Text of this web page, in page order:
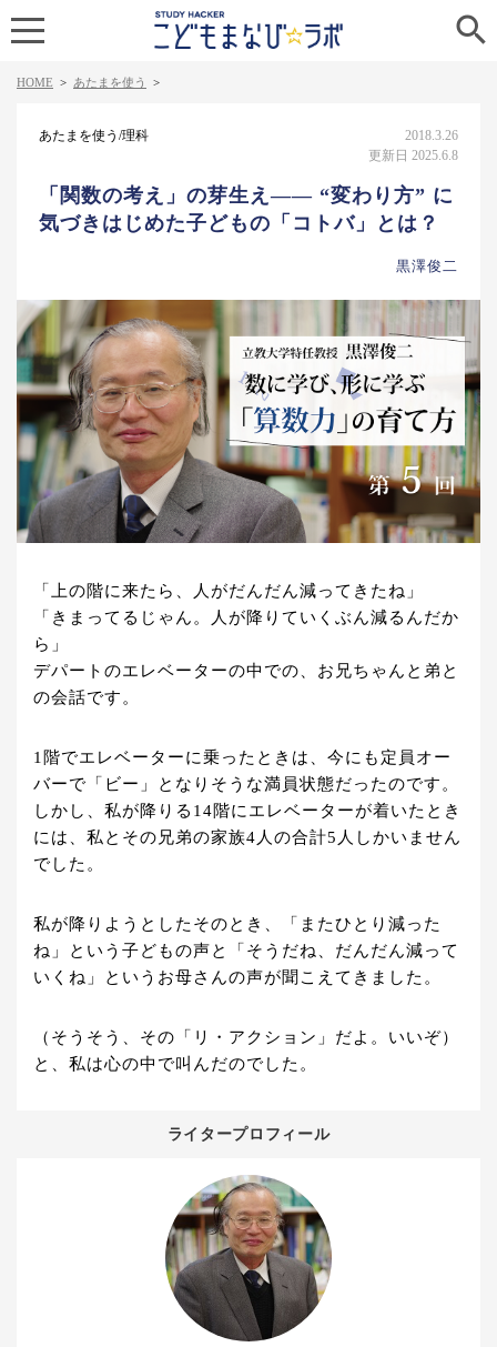

HOME > あたまを使う >
あたまを使う/理科
2018.3.26
更新日 2025.6.8
「関数の考え」の芽生え—— “変わり方” に
気づきはじめた子どもの「コトバ」とは？
黒澤俊二
「上の階に来たら、人がだんだん減ってきたね」
「きまってるじゃん。人が降りていくぶん減るんだか
ら」
デパートのエレベーターの中での、お兄ちゃんと弟と
の会話です。
1階でエレベーターに乗ったときは、今にも定員オー
バーで「ビー」となりそうな満員状態だったのです。
しかし、私が降りる14階にエレベーターが着いたとき
には、私とその兄弟の家族4人の合計5人しかいません
でした。
私が降りようとしたそのとき、「またひとり減った
ね」という子どもの声と「そうだね、だんだん減って
いくね」というお母さんの声が聞こえてきました。
（そうそう、その「リ・アクション」だよ。いいぞ）
と、私は心の中で叫んだのでした。
ライタープロフィール